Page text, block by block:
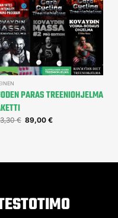
PARAS TREENIOHJELMA
€ 89,00€